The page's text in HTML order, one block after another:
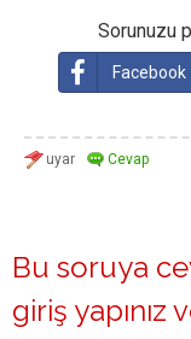
Sorunuzu
Facebook
Bu soruya
giriş yapınız